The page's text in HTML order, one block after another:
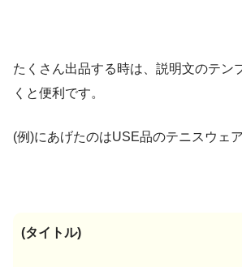
たくさん出品する時は、説明文のテン
くと便利です。
(例)にあげたのはUSE品のテニスウェア
(タイトル)